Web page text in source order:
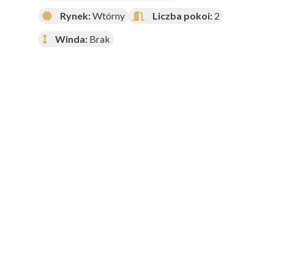
Rynek:Wtórny Liczba pokoi: 2
Winda: Brak